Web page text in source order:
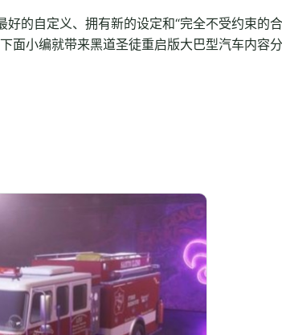
的自定义、拥有新的设定和“完全不受约束的
面小编就带来黑道圣徒重启版大巴型汽车内容